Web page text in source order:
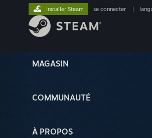
MAGASIN
COMMUNAUTÉ
À PROPOS
Installer Steam se connecter